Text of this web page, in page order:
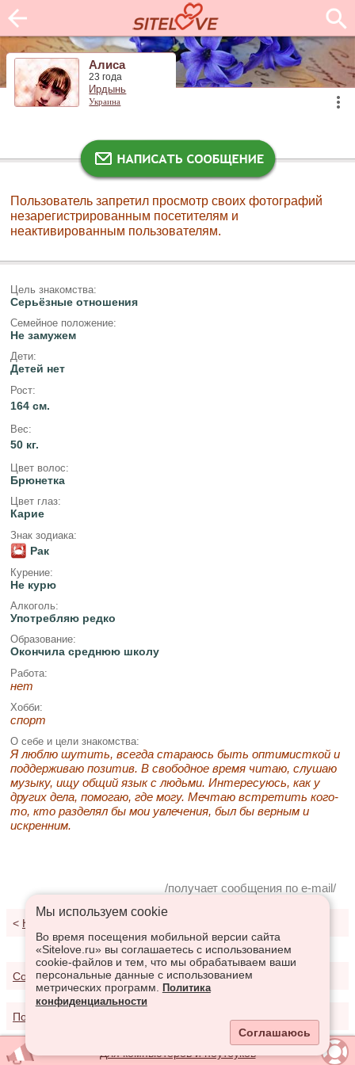
Алиса
23 года
Ирдынь
Украина
Пользователь запретил просмотр своих фотографий
незарегистрированным посетителям и
неактивированным пользователям.
Цель знакомства:
Серьёзные отношения
Семейное положение:
Не замужем
Дети:
Детей нет
Рост:
164 см.
Вес:
50 кг.
Цвет волос:
Брюнетка
Цвет глаз:
Карие
Знак зодиака:
Рак
Курение:
Не курю
Алкоголь:
Употребляю редко
Образование:
Окончила среднюю школу
Работа:
нет
Хобби:
спорт
О себе и цели знакомства:
Я люблю шутить, всегда стараюсь быть оптимисткой и
поддерживаю позитив. В свободное время читаю, слушаю
музыку, ищу общий язык с людьми. Интересуюсь, как у
других дела, помогаю, где могу. Мечтаю встретить кого-
то, кто разделял бы мои увлечения, был бы верным и
искренним.
/получает сообщения по e-mail/
< К результатам поиска
Соглашение о предоставлении услуг
Политика конфиденциальности
Мы используем сookie
Во время посещения мобильной версии сайта
«Sitelove.ru» вы соглашаетесь с использованием
cookie-файлов и тем, что мы обрабатываем ваши
персональные данные с использованием
метрических программ.
Политика
конфиденциальности
Соглашаюсь
Для компьютеров и ноутбуков